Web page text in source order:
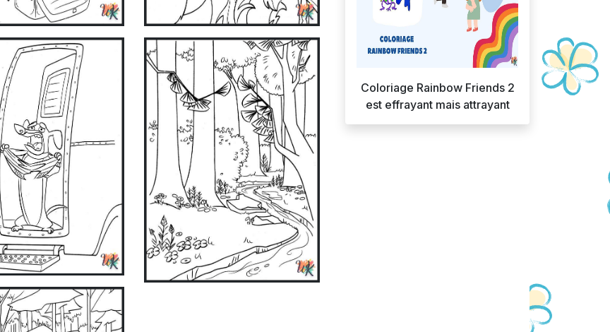
Coloriage Rainbow Friends 2
est effrayant mais attrayant